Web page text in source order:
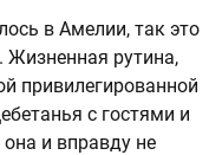
в Амелии, так это
Жизненная рутина,
привилегированной
с гостями и
и вправду не